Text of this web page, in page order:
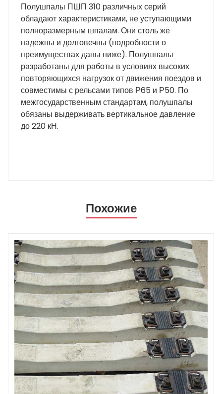
Полушпалы ПШП 310 различных серий
обладают характеристиками, не уступающими
полноразмерным шпалам. Они столь же
надежны и долговечны (подробности о
преимуществах даны ниже). Полушпалы
разработаны для работы в условиях высоких
повторяющихся нагрузок от движения поездов и
совместимы с рельсами типов Р65 и Р50. По
межгосударственным стандартам, полушпалы
обязаны выдерживать вертикальное давление
до 220 кН.
Похожие